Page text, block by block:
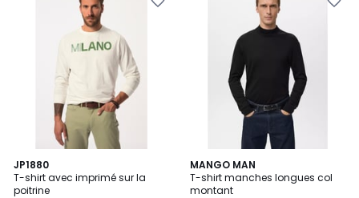
JP1880
T-shirt avec imprimé sur la
poitrine
MANGO MAN
T-shirt manches longues col
montant
2
Couleurs